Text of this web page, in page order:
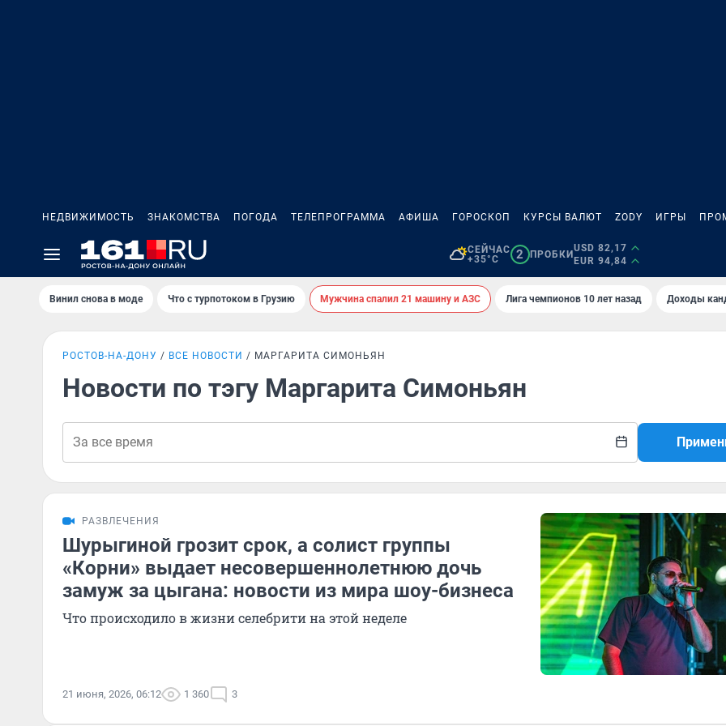
НЕДВИЖИМОСТЬ ЗНАКОМСТВА ПОГОДА ТЕЛЕПРОГРАММА АФИША ГОРОСКОП КУРСЫ ВАЛЮТ ZODY ИГРЫ
СЕЙЧАС
+35°C
2 ПРОБКИ
USD 82,17
EUR 94,84
Винил снова в моде Что с турпотоком в Грузию Мужчина спалил 21 машину и АЗС Лига чемпионов 10 лет назад Доходы
РОСТОВ-НА-ДОНУ ВСЕ НОВОСТИ МАРГАРИТА СИМОНЬЯН
Новости по тэгу Маргарита Симоньян
РАЗВЛЕЧЕНИЯ
Шурыгиной грозит срок, а солист группы
«Корни» выдает несовершеннолетнюю дочь
замуж за цыгана: новости из мира шоу-бизнеса
Что происходило в жизни селебрити на этой неделе
21 июня, 2026, 06:12 1 360 3